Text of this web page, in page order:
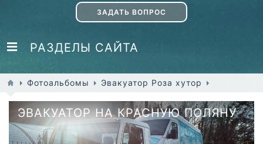
ЗАДАТЬ ВОПРОС
РАЗДЕЛЫ САЙТА
Фотоальбомы Эвакуатор Роза хутор
ЭВАКУАТОР НА КРАСНУЮ ПОЛЯНУ